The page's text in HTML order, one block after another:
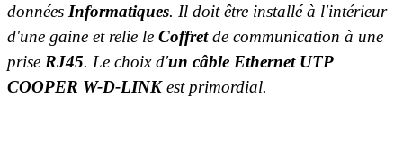
données Informatiques. Il doit être installé à l'intérieur
d'une gaine et relie le Coffretde communication à une
prise RJ45. Le choix d'un câble Ethernet UTP
COOPER W-D-LINKest primordial.